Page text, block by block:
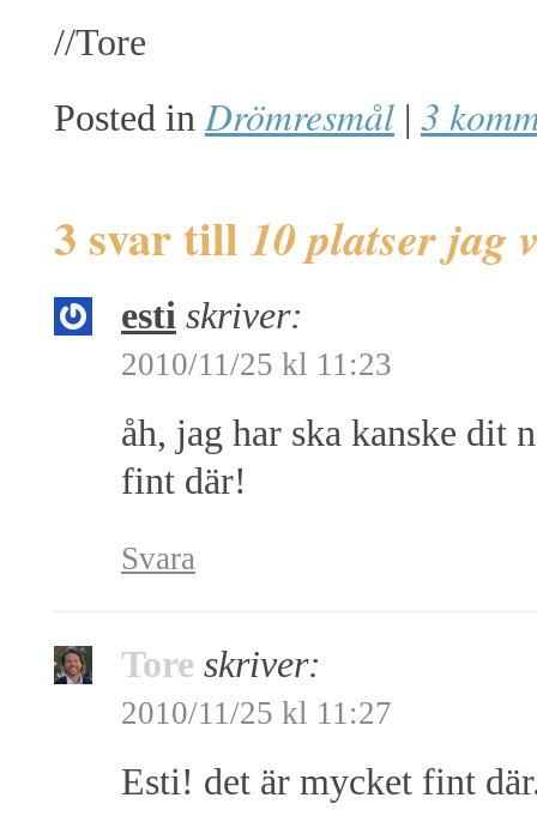
//Tore
Posted in Drömresmål | 3
3 svar till 10 platser jag
esti skriver:
2010/11/25 kl 11:23
åh, jag har ska kanske dit
fint där!
Svara
Tore skriver:
2010/11/25 kl 11:27
Esti! det är mycket fint